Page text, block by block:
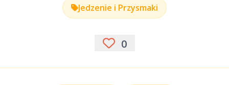
Jedzenie i Przysmaki
0